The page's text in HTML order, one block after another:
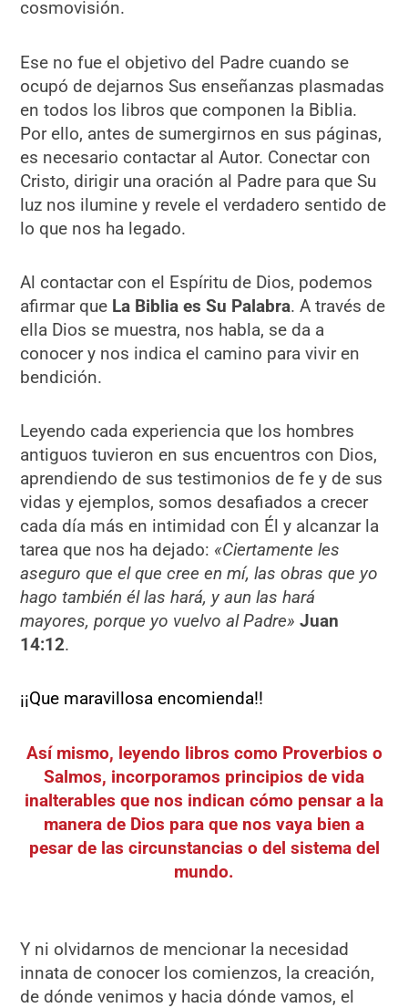
cosmovisión.
Ese no fue el objetivo del Padre cuando se
ocupó de dejarnos Sus enseñanzas plasmadas
en todos los libros que componen la Biblia.
Por ello, antes de sumergirnos en sus páginas,
es necesario contactar al Autor. Conectar con
Cristo, dirigir una oración al Padre para que Su
luz nos ilumine y revele el verdadero sentido de
lo que nos ha legado.
Al contactar con el Espíritu de Dios, podemos
afirmar que La Biblia es Su Palabra. A través de
ella Dios se muestra, nos habla, se da a
conocer y nos indica el camino para vivir en
bendición.
Leyendo cada experiencia que los hombres
antiguos tuvieron en sus encuentros con Dios,
aprendiendo de sus testimonios de fe y de sus
vidas y ejemplos, somos desafiados a crecer
cada día más en intimidad con Él y alcanzar la
tarea que nos ha dejado: «Ciertamente les
aseguro que el que cree en mí, las obras que yo
hago también él las hará, y aun las hará
mayores, porque yo vuelvo al Padre»Juan
14:12.
¡¡Que maravillosa encomienda!!
Así mismo, leyendo libros como Proverbios o
Salmos, incorporamos principios de vida
inalterables que nos indican cómo pensar a la
manera de Dios para que nos vaya bien a
pesar de las circunstancias o del sistema del
mundo.
Y ni olvidarnos de mencionar la necesidad
innata de conocer los comienzos, la creación,
de dónde venimos y hacia dónde vamos, el